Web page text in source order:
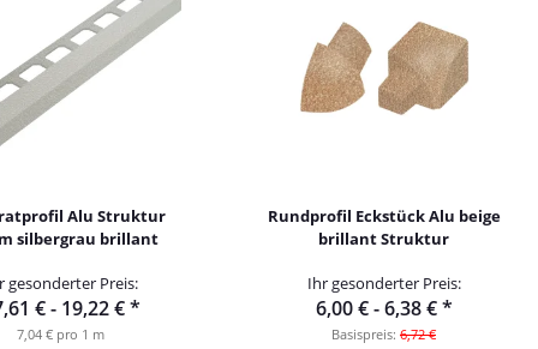
Alu Struktur
silbergrau brillant
gesonderter Preis:
€ - 19,22 €*
7,04 € pro 1 m
Rundprofil Eckstück Alu beige
brillant Struktur
Ihr gesonderter Preis:
6,00 € -6,38 €*
Basispreis: 6,72 €